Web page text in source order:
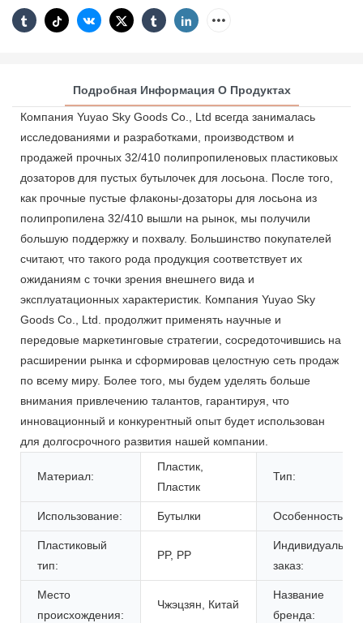
Подробная Информация О Продуктах
Компания Yuyao Sky Goods Co., Ltd всегда занималась
исследованиями и разработками, производством и
продажей прочных 32/410 полипропиленовых пластиковых
дозаторов для пустых бутылочек для лосьона. После того,
как прочные пустые флаконы-дозаторы для лосьона из
полипропилена 32/410 вышли на рынок, мы получили
большую поддержку и похвалу. Большинство покупателей
считают, что такого рода продукция соответствует их
ожиданиям с точки зрения внешнего вида и
эксплуатационных характеристик. Компания Yuyao Sky
Goods Co., Ltd. продолжит применять научные и
передовые маркетинговые стратегии, сосредоточившись на
расширении рынка и сформировав целостную сеть продаж
по всему миру. Более того, мы будем уделять больше
внимания привлечению талантов, гарантируя, что
инновационный и конкурентный опыт будет использован
для долгосрочного развития нашей компании.
Материал:
Пластик,
Пластик
Тип:
Использование: Бутылки Особенность:
Пластиковый
тип:
PP, PP
заказ:
Место
происхождения:
Чжэцзян, Китай
Название
бренда: